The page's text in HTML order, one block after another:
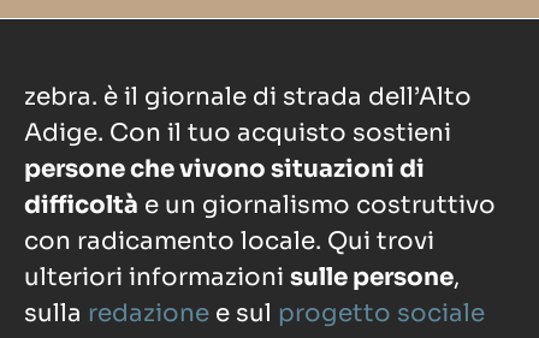
zebra. è il giornale di strada dell’Alto
Adige. Con il tuo acquisto sostieni
persone che vivono situazioni di
difficoltà e un giornalismo costruttivo
con radicamento locale. Qui trovi
ulteriori informazioni sulle persone,
sulla redazione e sul progetto sociale